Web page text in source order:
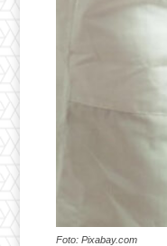
Foto: Pixabay.com